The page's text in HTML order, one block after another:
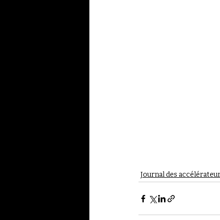
Journal des